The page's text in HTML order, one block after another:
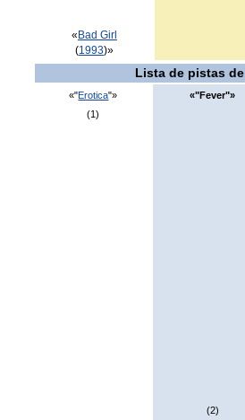
« Bad Girl
(1993)»
Lista de pistas de
«"Erotica"»
(1)
«"Fever"»
(2)